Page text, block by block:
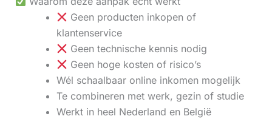
Geen producten inkopen of
klantenservice
Geen technische kennis nodig
Geen hoge kosten of risico’s
Wél schaalbaar online inkomen mogelijk
Te combineren met werk, gezin of studie
Werkt in heel Nederland en België